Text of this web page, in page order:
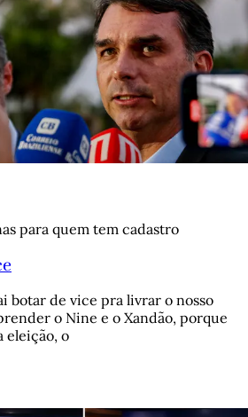
para quem tem cadastro
botar de vice pra livrar o nosso
o Nine e o Xandão, porque
eleição, o